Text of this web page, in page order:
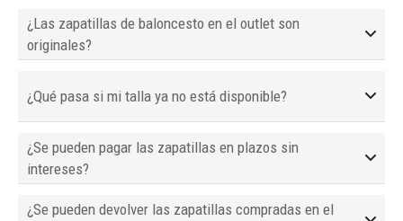
¿Las zapatillas de baloncesto en el outlet son
originales?
¿Qué pasa si mi talla ya no está disponible?
¿Se pueden pagar las zapatillas en plazos sin
intereses?
¿Se pueden devolver las zapatillas compradas en el